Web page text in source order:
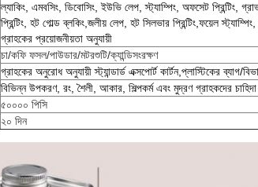
ল্যাকিং, এমবসিং, ডিবোসিং, ইউভি লেপ, স্ট্যাম্পিং, অফসেট প্রিন্টিং,
প্রিন্টিং, হট গোল্ড ব্লকিং,জলীয় লেপ, হট সিলভার প্রিন্টিং,ফয়েল
গ্রাহকের প্রয়োজনীয়তা অনুযায়ী
চা/কফি ফসল/পাউডার/মটরশুটি/ক্যান্ডিসংরক্ষণ
গ্রাহকের অনুরোধ অনুযায়ী স্ট্যান্ডার্ড এক্সপোর্ট কার্টন,প্লাস্টিকের ব্যাগ/
বিভিন্ন উপকরণ, রং, শৈলী, আকার, শিল্পকর্ম এবং মুদ্রণ গ্রাহকদের
৫০০০০ পিসি
২০ দিন